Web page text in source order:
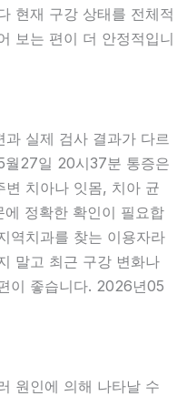
현재 구강 상태를 전체적
보는 편이 더 안정적입니
실제 검사 결과가 다르
27일 20시37분 통증은
변 치아나 잇몸, 치아 균
정확한 확인이 필요합
역치과를 찾는 이용자라
말고 최근 구강 변화나
이 좋습니다. 2026년05
원인에 의해 나타날 수